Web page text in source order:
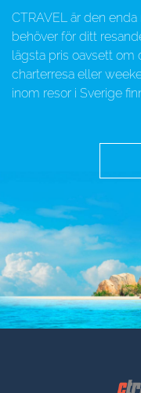
CTRAVEL är den
behöver för ditt
lägsta pris oavsett om
charterresa eller
inom resor i Sverige